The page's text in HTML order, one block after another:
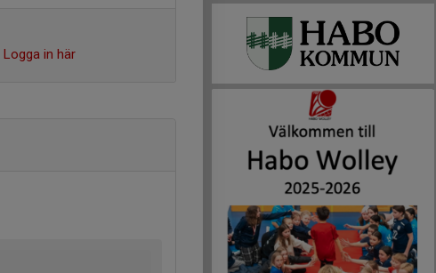
Logga in här